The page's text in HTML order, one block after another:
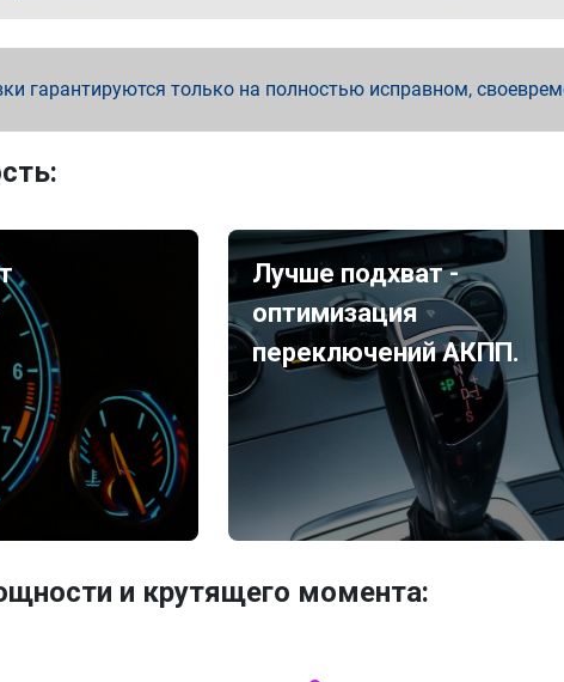
гарантируются только на полностью исправном,
Лучше подхват -
оптимизация
переключений АКПП.
и крутящего момента: